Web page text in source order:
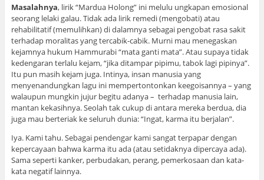
Masalahnya, lirik “Mardua Holong” ini melulu ungkapan emosional
seorang lelaki galau. Tidak ada lirik remedi (mengobati) atau
rehabilitatif (memulihkan) di dalamnya sebagai pengobat rasa sakit
terhadap moralitas yang tercabik-cabik. Murni mau menegaskan
kejamnya hukum Hammurabi “mata ganti mata”. Atau supaya tidak
kedengaran terlalu kejam, “jika ditampar pipimu, tabok lagi pipinya”.
Itu pun masih kejam juga. Intinya, insan manusia yang
menyenandungkan lagu ini mempertontonkan keegoisannya – yang
walaupun mungkin jujur begitu adanya – terhadap manusia lain,
mantan kekasihnya. Seolah tak cukup di antara mereka berdua, dia
juga mau berteriak ke seluruh dunia: “Ingat, karma itu berjalan”.
Iya. Kami tahu. Sebagai pendengar kami sangat terpapar dengan
kepercayaan bahwa karma itu ada (atau setidaknya dipercaya ada).
Sama seperti kanker, perbudakan, perang, pemerkosaan dan kata-
kata negatif lainnya.